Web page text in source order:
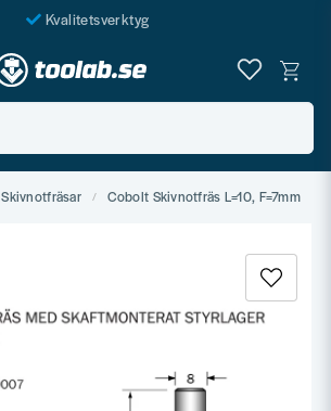
Kvalitetsverktyg
Fraktfritt över 999 SEK*
En järnhandel för alla
Skivnotfräsar Cobolt Skivnotfräs L=10, F=7mm